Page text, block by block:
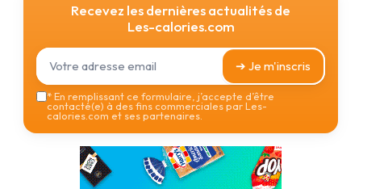
Recevez les dernières actualités de
Les-calories.com
➔ Je m'inscris
*En remplissant ce formulaire, j’accepte d’être
contacté(e) à des fins commerciales par Les-
calories.com et ses partenaires.